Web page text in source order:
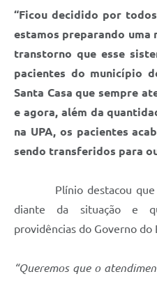
“Ficou decidido por
estamos preparando uma
transtorno que esse
pacientes do município
Santa Casa que sempre
e agora, além da
na UPA, os pacientes
sendo transferidos para
Plínio destacou que a
diante da situação e
providências do Governo do
“Queremos que o